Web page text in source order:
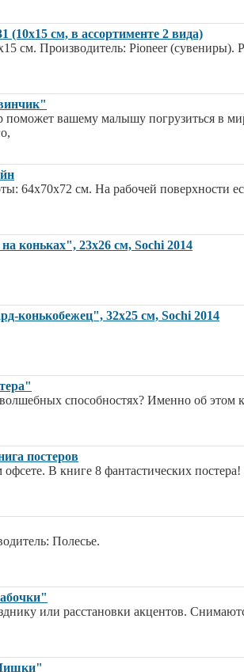
см, в ассортименте 2 вида)
см. Производитель: Pioneer (сувениры).
вашему малышу погрузиться в
64х70х72 см. На рабочей поверхности
коньках", 23х26 см, Sochi 2014
конькобежец", 32х25 см, Sochi 2014
волшебных способностях? Именно об
постеров
В книге 8 фантастических
Полесье.
или расстановки акцентов.